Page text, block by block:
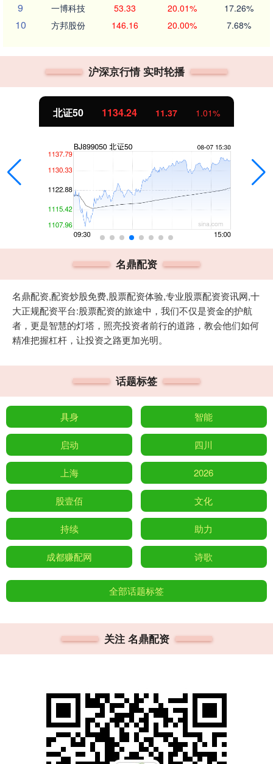
9 一博科技 53.33 20.01% 17.26%
10 方邦股份 146.16 20.00% 7.68%
沪深京行情 实时轮播
北证50 1134.24 11.37 1.01%
名鼎配资
名鼎配资,配资炒股免费,股票配资体验,专业股票配资资讯网,十
大正规配资平台:股票配资的旅途中，我们不仅是资金的护航
者，更是智慧的灯塔，照亮投资者前行的道路，教会他们如何
精准把握杠杆，让投资之路更加光明。
话题标签
具身 智能
启动 四川
上海 2026
股壹佰 文化
持续 助力
成都赚配网 诗歌
全部话题标签
关注 名鼎配资